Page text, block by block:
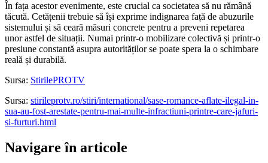
În fața acestor evenimente, este crucial ca societatea să nu rămână
tăcută. Cetățenii trebuie să își exprime indignarea față de abuzurile
sistemului și să ceară măsuri concrete pentru a preveni repetarea
unor astfel de situații. Numai printr-o mobilizare colectivă și printr-o
presiune constantă asupra autorităților se poate spera la o schimbare
reală și durabilă.
Sursa: StirilePROTV
Sursa: stirileprotv.ro/stiri/international/sase-romance-aflate-ilegal-in-
sua-au-fost-arestate-pentru-mai-multe-infractiuni-printre-care-jafuri-
si-furturi.html
Navigare în articole